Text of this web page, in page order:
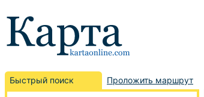
Быстрый поиск Проложить маршрут